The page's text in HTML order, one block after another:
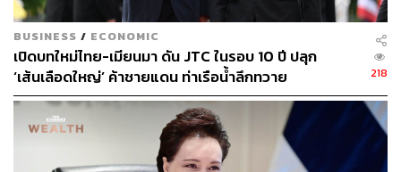
BUSINESS / ECONOMIC
เปิดบทใหม่ไทย-เมียนมา ดัน JTC ในรอบ 10 ปี ปลุก
‘เส้นเลือดใหญ่’ ค้าชายแดน ท่าเรือน้ำลึกทวาย
218